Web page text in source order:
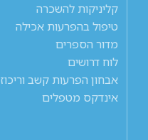
קליניקות להשכרה
טיפול בהפרעות אכילה
מדור הספרים
לוח דרושים
אבחון הפרעות קשב וריכוז
אינדקס מטפלים